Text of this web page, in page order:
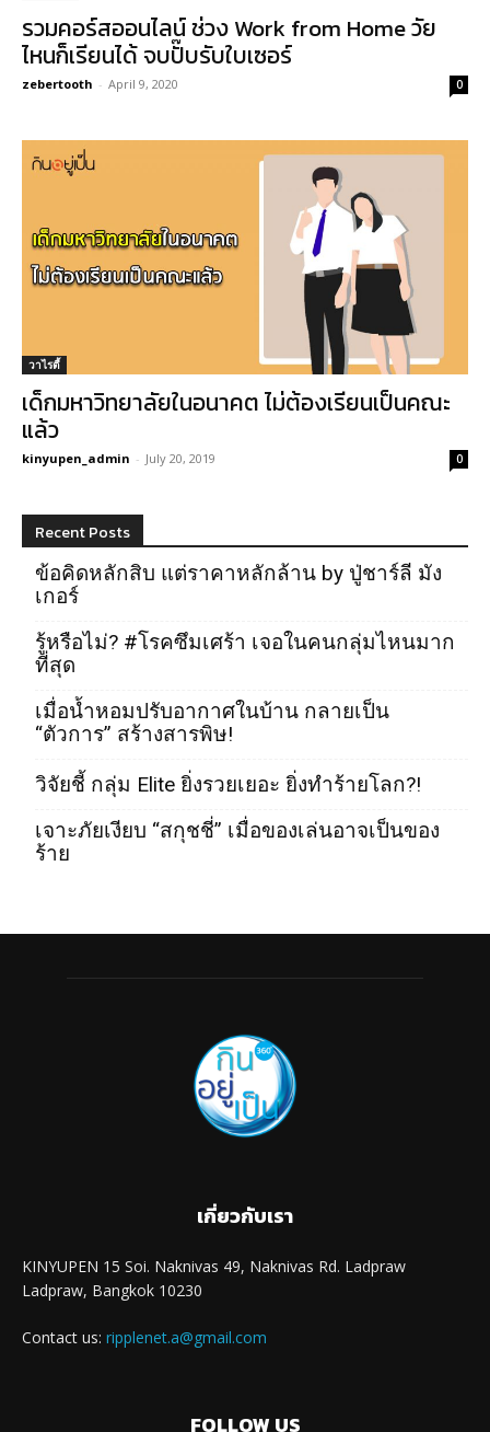
รวมคอร์สออนไลน์ ช่วง Work from Home วัย
ไหนก็เรียนได้ จบปั๊บรับใบเซอร์
zebertooth - April 9, 2020 0
วาไรตี้
เด็กมหาวิทยาลัยในอนาคต ไม่ต้องเรียนเป็นคณะ
แล้ว
kinyupen_admin - July 20, 2019 0
Recent Posts
ข้อคิดหลักสิบ แต่ราคาหลักล้าน by ปู่ชาร์ลี มัง
เกอร์
รู้หรือไม่? #โรคซึมเศร้า เจอในคนกลุ่มไหนมาก
ที่สุด
เมื่อน้ำหอมปรับอากาศในบ้าน กลายเป็น
“ตัวการ” สร้างสารพิษ!
วิจัยชี้ กลุ่ม Elite ยิ่งรวยเยอะ ยิ่งทำร้ายโลก?!
เจาะภัยเงียบ “สกุชชี่” เมื่อของเล่นอาจเป็นของ
ร้าย
เกี่ยวกับเรา
KINYUPEN 15 Soi. Naknivas 49, Naknivas Rd. Ladpraw
Ladpraw, Bangkok 10230
Contact us: ripplenet.a@gmail.com
FOLLOW US